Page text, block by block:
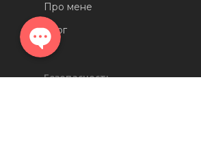
Про мене
Блог
Безопасность